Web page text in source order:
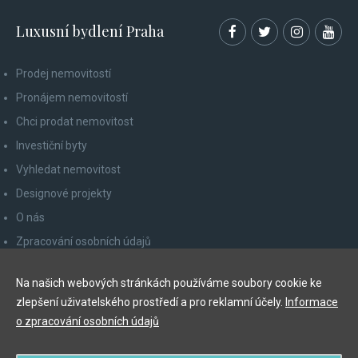
Luxusní bydlení Praha
Prodej nemovitostí
Pronájem nemovitostí
Chci prodat nemovitost
Investiční byty
Vyhledat nemovitost
Designové projekty
O nás
Zpracování osobních údajů
Odhlášení z newsletteru
Na našich webových stránkách používáme soubory cookie ke
zlepšení uživatelského prostředí a pro reklamní účely. Informace
o zpracování osobních údajů